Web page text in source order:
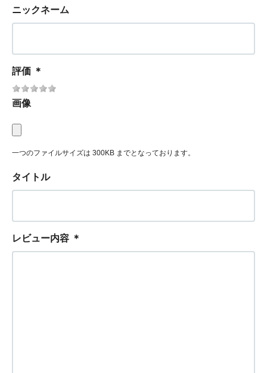
ニックネーム
評価 ＊
画像
一つのファイルサイズは 300KB までとなっております。
タイトル
レビュー内容 ＊